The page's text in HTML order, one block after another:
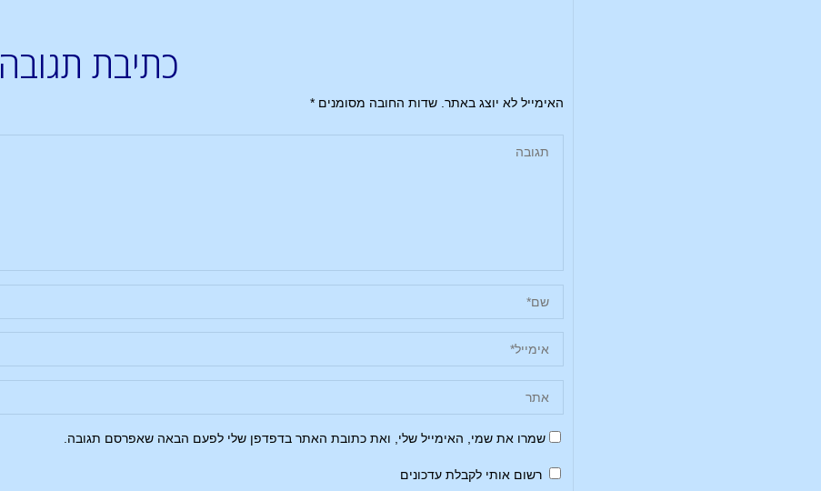
כתיבת תגובה
האימייל לא יוצג באתר. שדות החובה מסומנים*
שמרו את שמי, האימייל שלי, ואת כתובת האתר בדפדפן שלי לפעם הבאה שאפרסם תגובה.
רשום אותי לקבלת עדכונים